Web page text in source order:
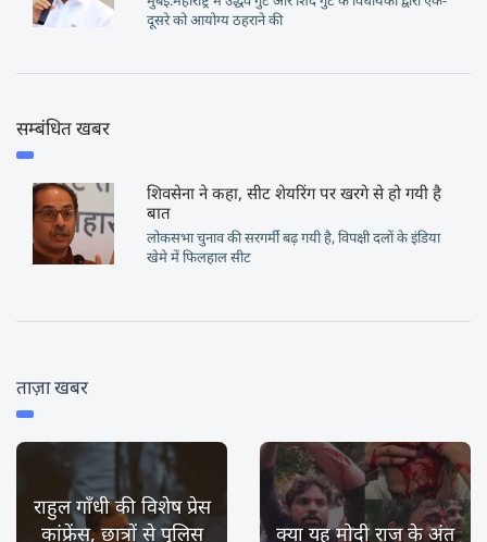
दूसरे को आयोग्य ठहराने की
सम्बंधित खबर
शिवसेना ने कहा, सीट शेयरिंग पर खरगे से हो गयी है
बात
लोकसभा चुनाव की सरगर्मी बढ़ गयी है, विपक्षी दलों के इंडिया
खेमे में फिलहाल सीट
ताज़ा खबर
राहुल गाँधी की विशेष प्रेस
कांफ्रेंस, छात्रों से पुलिस
क्या यह मोदी राज के अंत